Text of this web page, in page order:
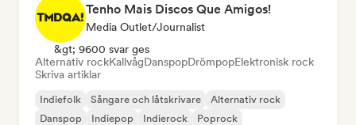
Tenho Mais Discos Que Amigos!
Media Outlet/Journalist
&gt; 9600 svar ges
Alternativ rockKallvågDanspopDrömpopElektronisk rock
Skriva artiklar
Indiefolk Sångare och låtskrivare
Alternativ rock
Danspop
Indiepop Indierock
Poprock